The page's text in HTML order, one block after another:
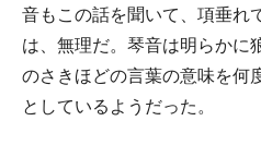
音もこの話を聞いて、項垂れ
は、無理だ。琴音は明らかに
のさきほどの言葉の意味を何
としているようだった。